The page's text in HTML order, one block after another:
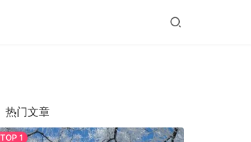
热门文章